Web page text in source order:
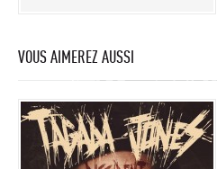
VOUS AIMEREZ AUSSI